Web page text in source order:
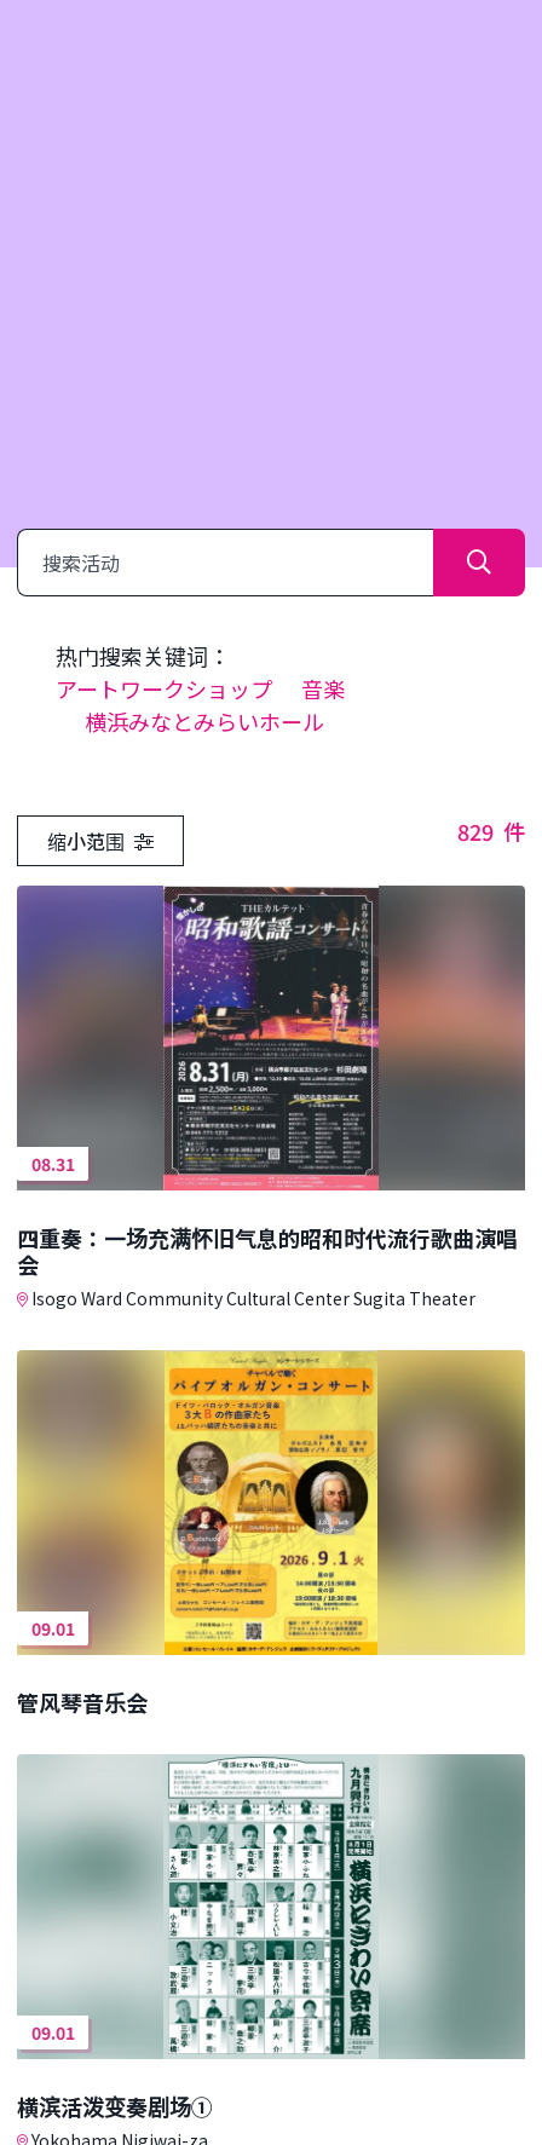
搜
索
热门搜索关键词：
アートワークショップ
音楽
横浜みなとみらいホール
缩小范围 829 件
08.31
四重奏：一场充满怀旧气息的昭和时代流行歌曲演唱
会
Isogo Ward Community Cultural Center Sugita Theater
09.01
管风琴音乐会
09.01
横滨活泼变奏剧场①
Yokohama Nigiwai-za